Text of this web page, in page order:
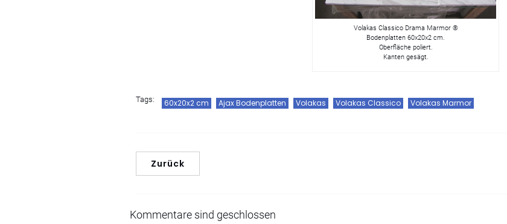
Volakas Classico Drama Marmor ®
Bodenplatten 60x20x2 cm.
Oberfläche poliert.
Kanten gesägt.
Tags: 60x20x2 cm Ajax Bodenplatten Volakas Volakas Classico Volakas Marmor
Zurück
Kommentare sind geschlossen